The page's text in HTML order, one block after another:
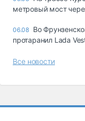
метровый мост
06.08 Во
протаранил Lada
Все новости